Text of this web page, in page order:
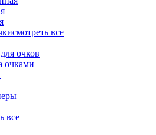
смотреть все
очков
очками
все